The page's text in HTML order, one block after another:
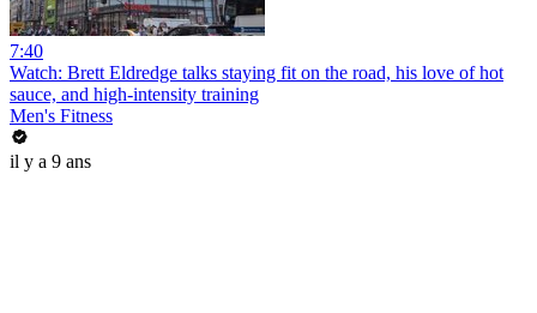
7:40
Watch: Brett Eldredge talks staying fit on the road, his love of hot
sauce, and high-intensity training
Men's Fitness
il y a 9 ans